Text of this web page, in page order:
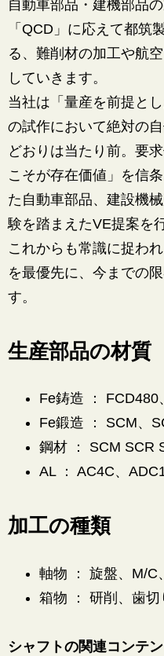
自動車部品・建機部品
「QCD」に応えて都筑
る、難削材の加工や航
していきます。
当社は「量産を前提と
の試作において絶対の
どおりは当たり前。要
こそが存在価値」を信
た自動車部品、建設機
験を踏まえたVE提案を
これからも常識に捉わ
を最優先に、今までの
す。
生産部品の材質
Fe鋳造 ： FCD480
Fe鍛造 ： SCM、
鋼材 ： SCM SCR
AL ： AC4C、
加工の種類
軸物 ： 旋盤、M/C
箱物 ： 研削、歯
シャフトの関連コンテ